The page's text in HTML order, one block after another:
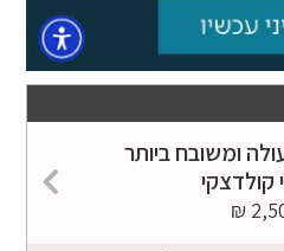
ומשובח ביותר
קולדצקי